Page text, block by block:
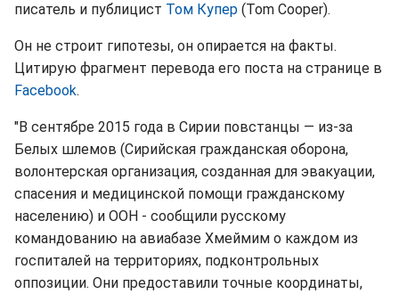
писатель и публицист Том Купер (Tom Cooper).
Он не строит гипотезы, он опирается на факты.
Цитирую фрагмент перевода его поста на странице в
Facebook.
"В сентябре 2015 года в Сирии повстанцы — из-за
Белых шлемов (Сирийская гражданская оборона,
волонтерская организация, созданная для эвакуации,
спасения и медицинской помощи гражданскому
населению) и ООН - сообщили русскому
командованию на авиабазе Хмеймим о каждом из
госпиталей на территориях, подконтрольных
оппозиции. Они предоставили точные координаты,